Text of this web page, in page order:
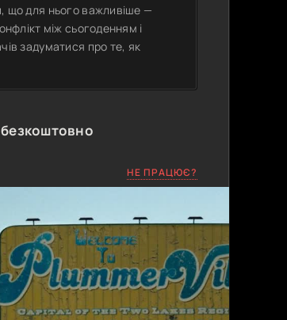
що для нього важливіше —
між сьогоденням і
задуматися про те, як
НЕ ПРАЦЮЄ?